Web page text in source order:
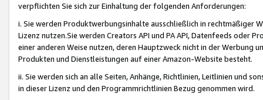
verpflichten Sie sich zur Einhaltung der folgenden Anforderungen:
i. Sie werden Produktwerbungsinhalte ausschließlich in rechtmäßiger
Lizenz nutzen.Sie werden Creators API und PA API, Datenfeeds oder
einer anderen Weise nutzen, deren Hauptzweck nicht in der Werbung
Produkten und Dienstleistungen auf einer Amazon-Website besteht.
ii. Sie werden sich an alle Seiten, Anhänge, Richtlinien, Leitlinien und
in dieser Lizenz und den Programmrichtlinien Bezug genommen wird.